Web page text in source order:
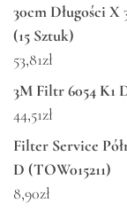
30cm Długości X
(15 Sztuk)
53,81zł
3M Filtr 6054 K1
44,51zł
Filter Service
D (TOW015211)
8,90zł